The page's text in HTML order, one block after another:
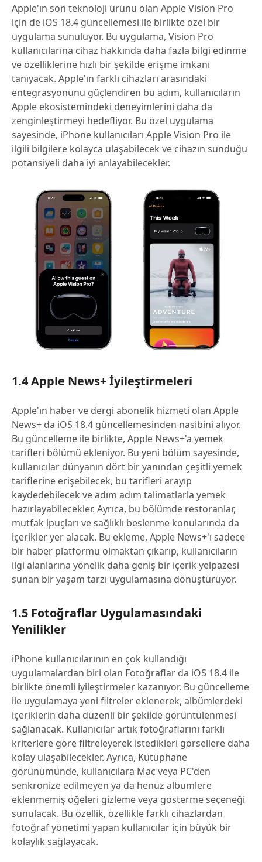
Apple'ın son teknoloji ürünü olan Apple Vision Pro
için de iOS 18.4 güncellemesi ile birlikte özel bir
uygulama sunuluyor. Bu uygulama, Vision Pro
kullanıcılarına cihaz hakkında daha fazla bilgi edinme
ve özelliklerine hızlı bir şekilde erişme imkanı
tanıyacak. Apple'ın farklı cihazları arasındaki
entegrasyonunu güçlendiren bu adım, kullanıcıların
Apple ekosistemindeki deneyimlerini daha da
zenginleştirmeyi hedefliyor. Bu özel uygulama
sayesinde, iPhone kullanıcıları Apple Vision Pro ile
ilgili bilgilere kolayca ulaşabilecek ve cihazın sunduğu
potansiyeli daha iyi anlayabilecekler.
1.4 Apple News+ İyileştirmeleri
Apple'ın haber ve dergi abonelik hizmeti olan Apple
News+ da iOS 18.4 güncellemesinden nasibini alıyor.
Bu güncelleme ile birlikte, Apple News+'a yemek
tarifleri bölümü ekleniyor. Bu yeni bölüm sayesinde,
kullanıcılar dünyanın dört bir yanından çeşitli yemek
tariflerine erişebilecek, bu tarifleri arayıp
kaydedebilecek ve adım adım talimatlarla yemek
hazırlayabilecekler. Ayrıca, bu bölümde restoranlar,
mutfak ipuçları ve sağlıklı beslenme konularında da
içerikler yer alacak. Bu ekleme, Apple News+'ı sadece
bir haber platformu olmaktan çıkarıp, kullanıcıların
ilgi alanlarına yönelik daha geniş bir içerik yelpazesi
sunan bir yaşam tarzı uygulamasına dönüştürüyor.
1.5 Fotoğraflar Uygulamasındaki
Yenilikler
iPhone kullanıcılarının en çok kullandığı
uygulamalardan biri olan Fotoğraflar da iOS 18.4 ile
birlikte önemli iyileştirmeler kazanıyor. Bu güncelleme
ile uygulamaya yeni filtreler eklenerek, albümlerdeki
içeriklerin daha düzenli bir şekilde görüntülenmesi
sağlanacak. Kullanıcılar artık fotoğraflarını farklı
kriterlere göre filtreleyerek istedikleri görsellere daha
kolay ulaşabilecekler. Ayrıca, Kütüphane
görünümünde, kullanıcılara Mac veya PC'den
senkronize edilmeyen ya da henüz albümlere
eklenmemiş öğeleri gizleme veya gösterme seçeneği
sunulacak. Bu özellik, özellikle farklı cihazlardan
fotoğraf yönetimi yapan kullanıcılar için büyük bir
kolaylık sağlayacak.